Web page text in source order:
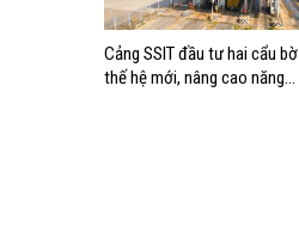
Cảng SSIT đầu tư hai cẩu bờ
thế hệ mới, nâng cao năng